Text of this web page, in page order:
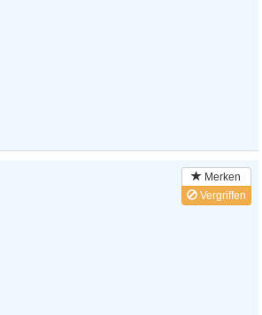
Merken
Vergriffen